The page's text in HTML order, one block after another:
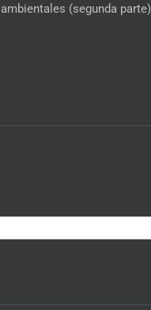
ambientales (segunda parte)